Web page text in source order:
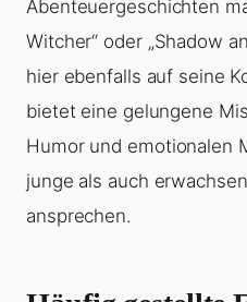
Abenteuergeschichten
Witcher“ oder „Shadow
hier ebenfalls auf seine
bietet eine gelungene
Humor und emotionalen
junge als auch
ansprechen.